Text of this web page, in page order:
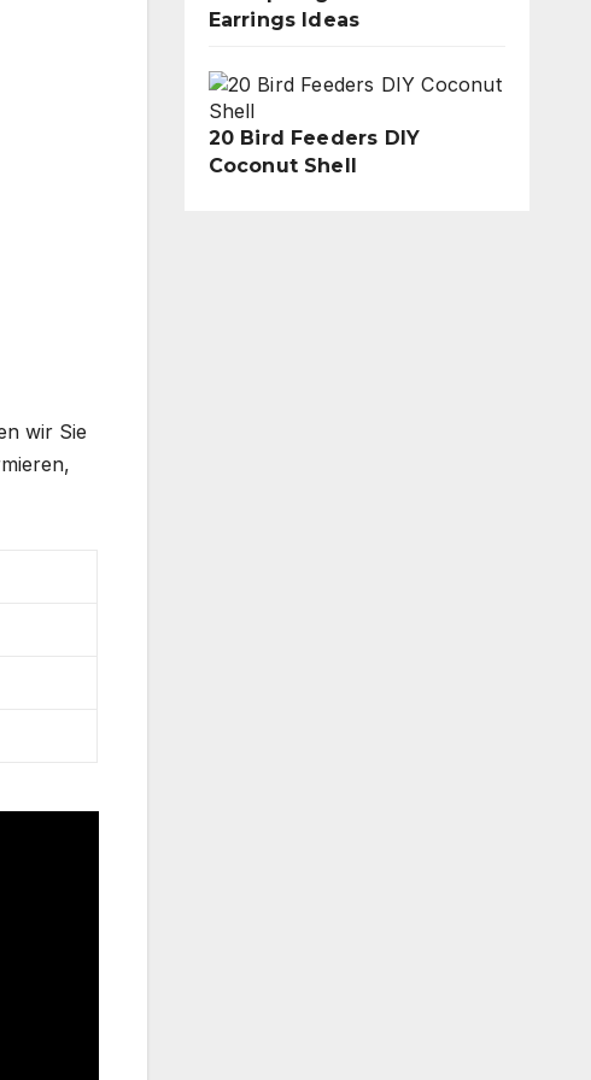
wir Sie
Earrings Ideas
20 Bird Feeders DIY
Coconut Shell